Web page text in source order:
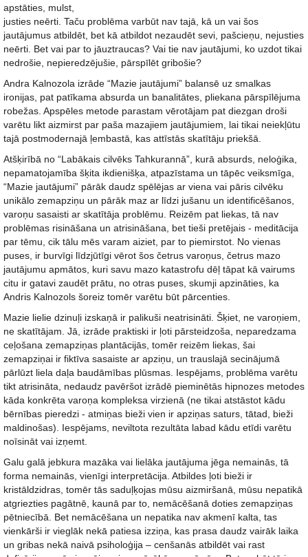
apstāties, mulst,
justies neērti. Taču problēma varbūt nav tajā, kā un vai šos
jautājumus atbildēt, bet kā atbildot nezaudēt sevi, pašcieņu, nejusties
neērti. Bet vai par to jāuztraucas? Vai tie nav jautājumi, ko uzdot tikai
nedrošie, nepieredzējušie, pārspīlēt gribošie?
Andra Kalnozola izrāde “Mazie jautājumi” balansē uz smalkas
ironijas, pat patīkama absurda un banalitātes, pliekana pārspīlējuma
robežas. Apspēles metode parastam vērotājam pat diezgan droši
varētu likt aizmirst par paša mazajiem jautājumiem, lai tikai neiekļūtu
tajā postmodernajā ļembastā, kas attīstās skatītāju priekšā.
Atšķirībā no “Labākais cilvēks Tahkurannā”, kurā absurds, neloģika,
nepamatojamība šķita ikdienišķa, atpazīstama un tāpēc veiksmīga,
“Mazie jautājumi” pārāk daudz spēlējas ar viena vai pāris cilvēku
unikālo zemapziņu un pārāk maz ar līdzi jušanu un identificēšanos,
varoņu sasaisti ar skatītāja problēmu. Reizēm pat liekas, tā nav
problēmas risināšana un atrisināšana, bet tieši pretējais - meditācija
par tēmu, cik tālu mēs varam aiziet, par to piemirstot. No vienas
puses, ir burvīgi līdzjūtīgi vērot šos četrus varoņus, četrus mazo
jautājumu apmātos, kuri savu mazo katastrofu dēļ tāpat kā vairums
citu ir gatavi zaudēt prātu, no otras puses, skumji apzināties, ka
Andris Kalnozols šoreiz tomēr varētu būt pārcenties.
Mazie lielie dzinuļi izskaņā ir palikuši neatrisināti. Šķiet, ne varoņiem,
ne skatītājam. Jā, izrāde praktiski ir ļoti pārsteidzoša, neparedzama
ceļošana zemapziņas plantācijās, tomēr reizēm liekas, šai
zemapziņai ir fiktīva sasaiste ar apziņu, un trauslajā secinājumā
pārlūzt liela daļa baudāmības plūsmas. Iespējams, problēma varētu
tikt atrisināta, nedaudz pavēršot izrādē pieminētās hipnozes metodes
kāda konkrēta varoņa kompleksa virzienā (ne tikai atstāstot kādu
bērnības pieredzi - atmiņas bieži vien ir apziņas saturs, tātad, bieži
maldinošas). Iespējams, neviltota rezultāta labad kādu etīdi varētu
noīsināt vai izņemt.
Galu galā jebkura mazāka vai lielāka jautājuma jēga nemainās, tā
forma nemainās, vienīgi interpretācija. Atbildes ļoti bieži ir
kristāldzidras, tomēr tās saduļķojas mūsu aizmiršanā, mūsu nepatikā
atgriezties pagātnē, kaunā par to, nemācēšanā doties zemapziņas
pētniecībā. Bet nemācēšana un nepatika nav akmenī kalta, tas
vienkārši ir vieglāk nekā patiesa izziņa, kas prasa daudz vairāk laika
un gribas nekā naivā psiholoģija – cenšanās atbildēt vai rast